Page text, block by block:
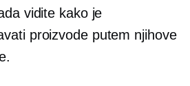
vidite kako je
proizvode putem njihove